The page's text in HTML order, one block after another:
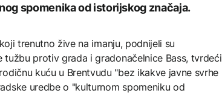
spomenika od istorijskog značaja.
trenutno žive na imanju, podnijeli su
tužbu protiv grada i gradonačelnice Bass, tvrdeći
kuću u Brentvudu "bez ikakve javne svrhe
uredbe o "kulturnom spomeniku od